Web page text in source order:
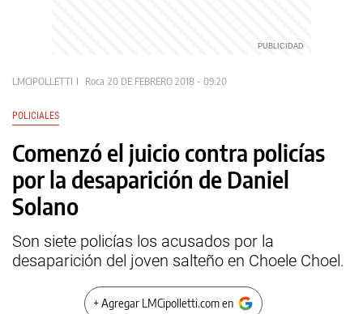
LMCIPOLLETTI Roca 20 DE FEBRERO 2018 - 09:20
POLICIALES
Comenzó el juicio contra policías
por la desaparición de Daniel
Solano
Son siete policías los acusados por la
desaparición del joven salteño en Choele Choel.
+ Agregar LMCipolletti.com en